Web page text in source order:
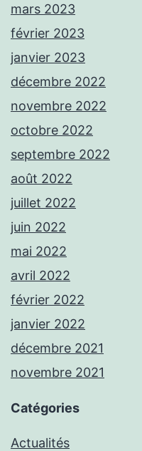
mars 2023
février 2023
janvier 2023
décembre 2022
novembre 2022
octobre 2022
septembre 2022
août 2022
juillet 2022
juin 2022
mai 2022
avril 2022
février 2022
janvier 2022
décembre 2021
novembre 2021
Catégories
Actualités